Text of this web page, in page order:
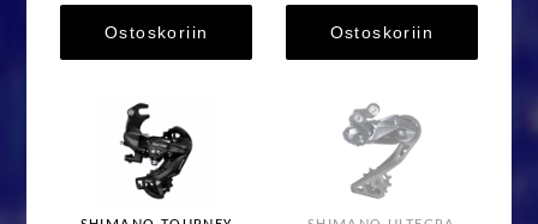
Ostoskoriin Ostoskoriin